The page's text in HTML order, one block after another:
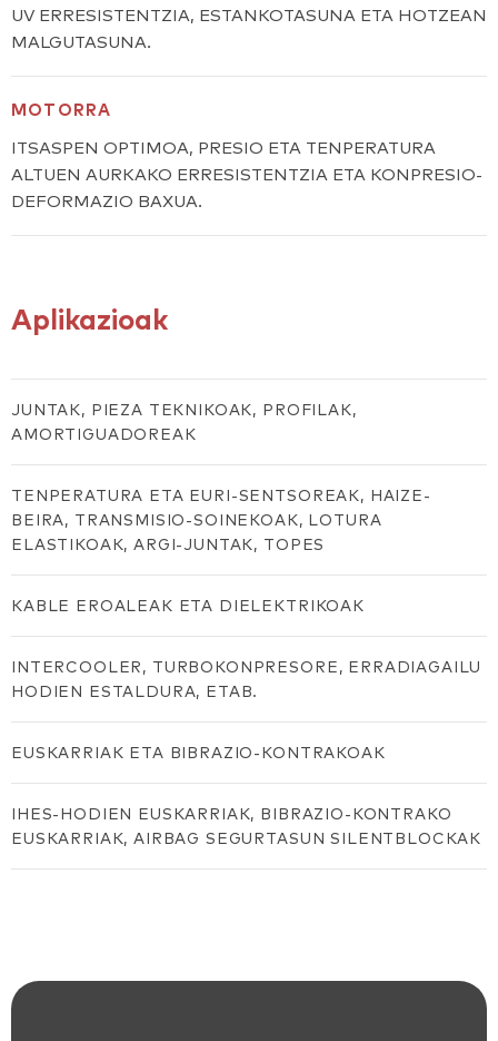
UV ERRESISTENTZIA, ESTANKOTASUNA ETA HOTZEAN
MALGUTASUNA.
MOTORRA
ITSASPEN OPTIMOA, PRESIO ETA TENPERATURA
ALTUEN AURKAKO ERRESISTENTZIA ETA KONPRESIO-
DEFORMAZIO BAXUA.
Aplikazioak
JUNTAK, PIEZA TEKNIKOAK, PROFILAK,
AMORTIGUADOREAK
TENPERATURA ETA EURI-SENTSOREAK, HAIZE-
BEIRA, TRANSMISIO-SOINEKOAK, LOTURA
ELASTIKOAK, ARGI-JUNTAK, TOPES
KABLE EROALEAK ETA DIELEKTRIKOAK
INTERCOOLER, TURBOKONPRESORE, ERRADIAGAILU
HODIEN ESTALDURA, ETAB.
EUSKARRIAK ETA BIBRAZIO-KONTRAKOAK
IHES-HODIEN EUSKARRIAK, BIBRAZIO-KONTRAKO
EUSKARRIAK, AIRBAG SEGURTASUN SILENTBLOCKAK